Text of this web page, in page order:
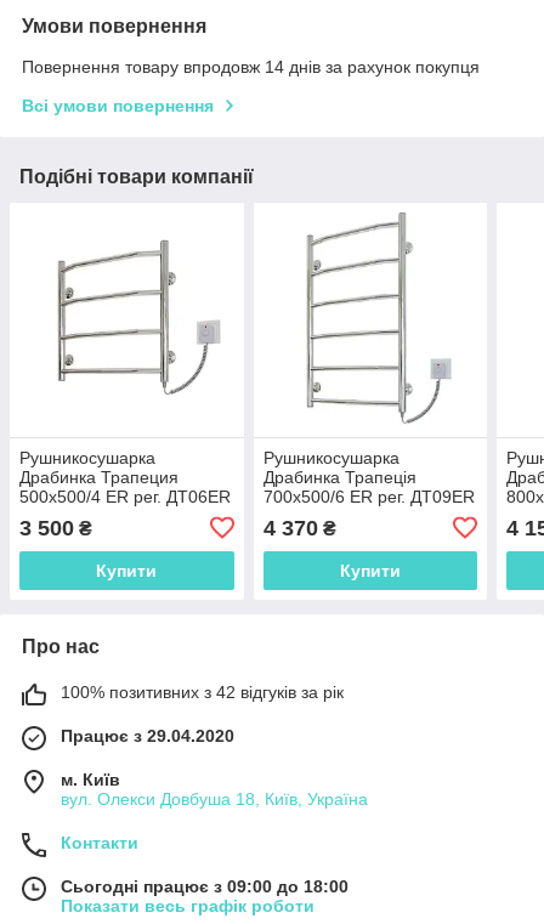
Умови повернення
Повернення товару впродовж 14 днів за рахунок покупця
Всі умови повернення
Подібні товари компанії
Рушникосушарка
Драбинка Трапеция
500х500/4 ЕR рег. ДТ06ER
3 500 ₴
Купити
Рушникосушарка
Драбинка Трапеція
700х500/6 ЕR рег. ДТ09ER
4 370₴
Купити
4
Про нас
100% позитивних з 42 відгуків за рік
Працює з 29.04.2020
м. Київ
вул. Олекси Довбуша 18, Київ, Україна
Контакти
Сьогодні працює з 09:00 до 18:00
Показати весь графік роботи